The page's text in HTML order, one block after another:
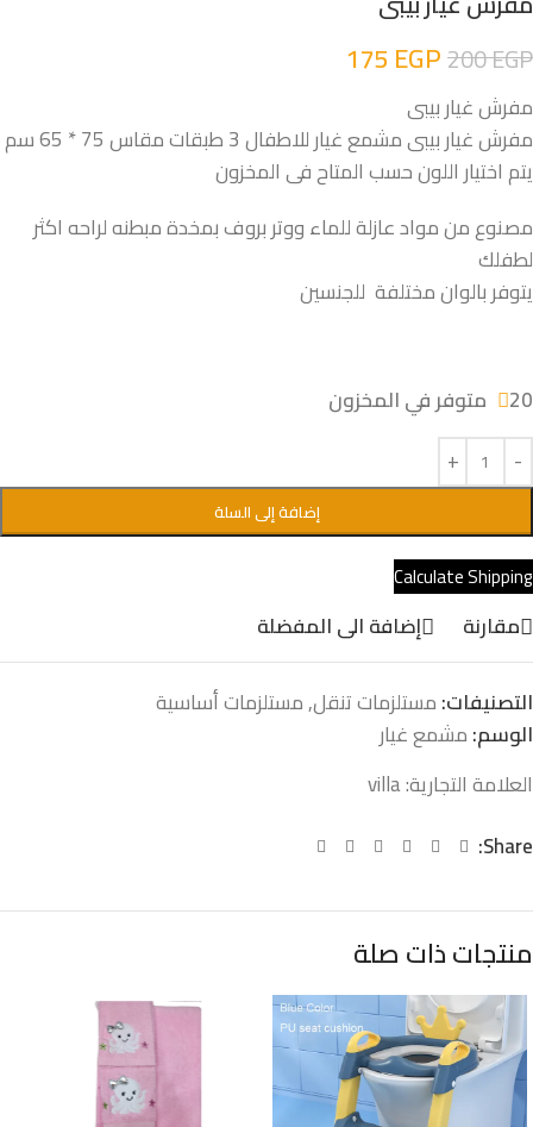
200EGP
175EGP
مفرش غيار بيبى
مفرش غيار بيبى مشمع غيار للاطفال 3 طبقات مقاس 75 * 65 سم
يتم اختيار اللون حسب المتاح فى المخزون
مصنوع من مواد عازلة للماء ووتر بروف بمخدة مبطنه لراحه اكثر
لطفلك
يتوفر بالوان مختلفة للجنسين
20 متوفر في المخزون
إضافة إلى السلة
Calculate Shipping
مقارنة
إضافة الى المفضلة
التصنيفات:مستلزمات تنقل,مستلزمات أساسية
الوسم:مشمع غيار
العلامة التجارية:villa
Share:
منتجات ذات صلة